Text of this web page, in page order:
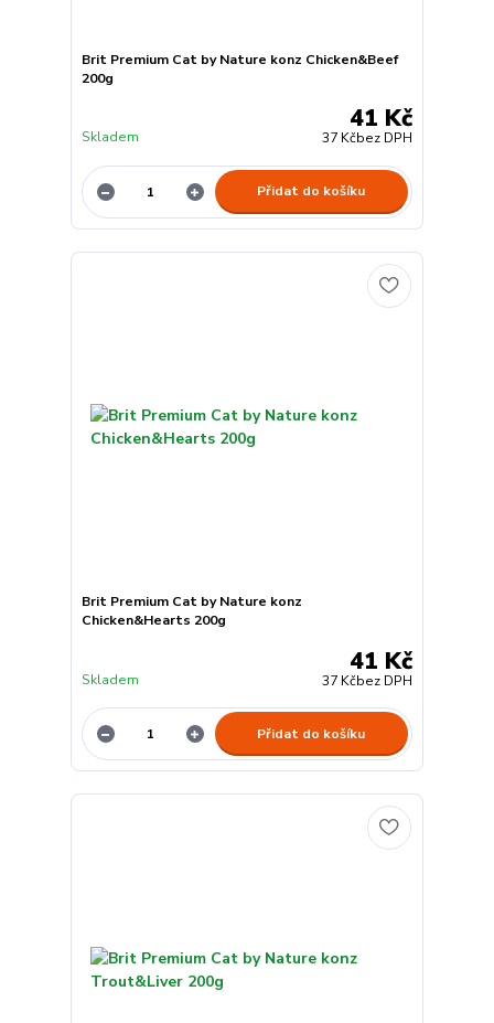
Brit Premium Cat by Nature konz Chicken&Beef
200g
41 Kč
37 Kčbez DPH
Skladem
Přidat do košíku
Brit Premium Cat by Nature konz
Chicken&Hearts 200g
41 Kč
37 Kčbez DPH
Skladem
Přidat do košíku